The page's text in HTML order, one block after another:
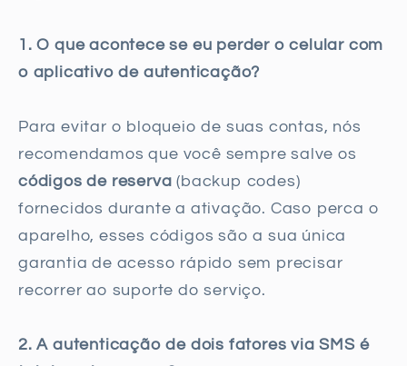
1. O que acontece se eu perder o celular com
o aplicativo de autenticação?
Para evitar o bloqueio de suas contas, nós
recomendamos que você sempre salve os
códigos de reserva (backup codes)
fornecidos durante a ativação. Caso perca o
aparelho, esses códigos são a sua única
garantia de acesso rápido sem precisar
recorrer ao suporte do serviço.
2. A autenticação de dois fatores via SMS é